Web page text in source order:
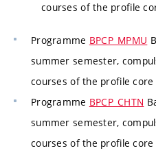
courses of the profile
Programme BPCP_MPMU
summer semester,
courses of the profile core
Programme BPCP_CHTN
summer semester,
courses of the profile core